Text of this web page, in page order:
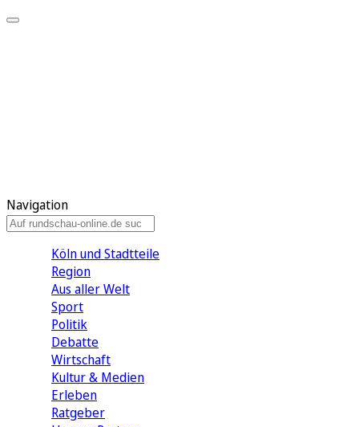
Navigation
Köln und Stadtteile
Region
Aus aller Welt
Sport
Politik
Debatte
Wirtschaft
Kultur & Medien
Erleben
Ratgeber